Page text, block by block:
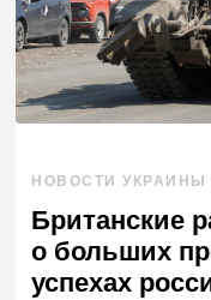
НОВОСТИ УКРАИНЫ
Британские
о больших
успехах